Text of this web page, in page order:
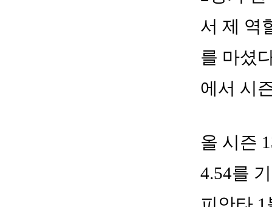
서 제 역
를 마셨
에서 시
올 시즌
4.54를